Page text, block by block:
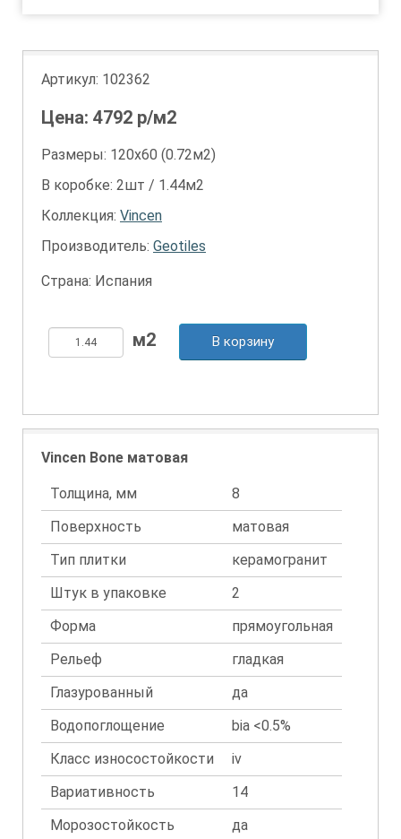
Артикул: 102362
Цена: 4792 р/м2
Размеры: 120х60 (0.72м2)
В коробке: 2шт / 1.44м2
Коллекция: Vincen
Производитель: Geotiles
Страна: Испания
В корзину
Vincen Bone матовая
Толщина, мм
8
Поверхность
матовая
Тип плитки
керамогранит
Штук в упаковке
2
Форма
прямоугольная
Рельеф
гладкая
Глазурованный
да
Водопоглощение
bia <0.5%
Класс износостойкости
iv
Вариативность
14
Морозостойкость
да